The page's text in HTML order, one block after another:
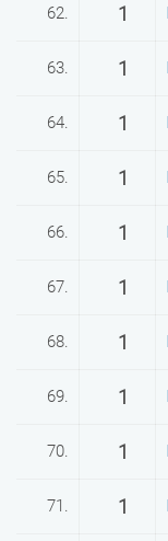
62. 1
63. 1
64. 1
65. 1
66. 1
67. 1
68. 1
69. 1
70. 1
71. 1